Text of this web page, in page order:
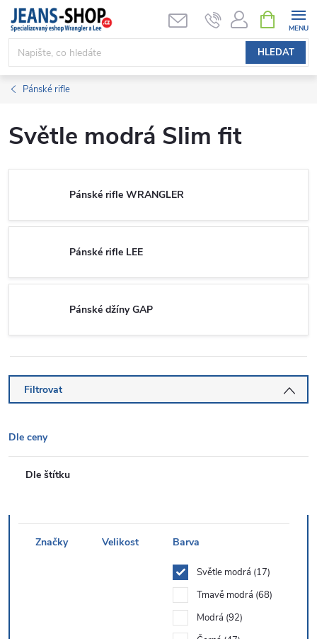
Přejít
obsah
HLEDAT
NÁKUPNÍ
KOŠÍK
Pánské rifle
Světle modrá Slim fit
Pánské rifle WRANGLER
Pánské rifle LEE
Pánské džíny GAP
Filtrovat
Dle ceny
Dle štítku
Značky Velikost Barva
Světle modrá 17
Tmavě modrá 68
Modrá 92